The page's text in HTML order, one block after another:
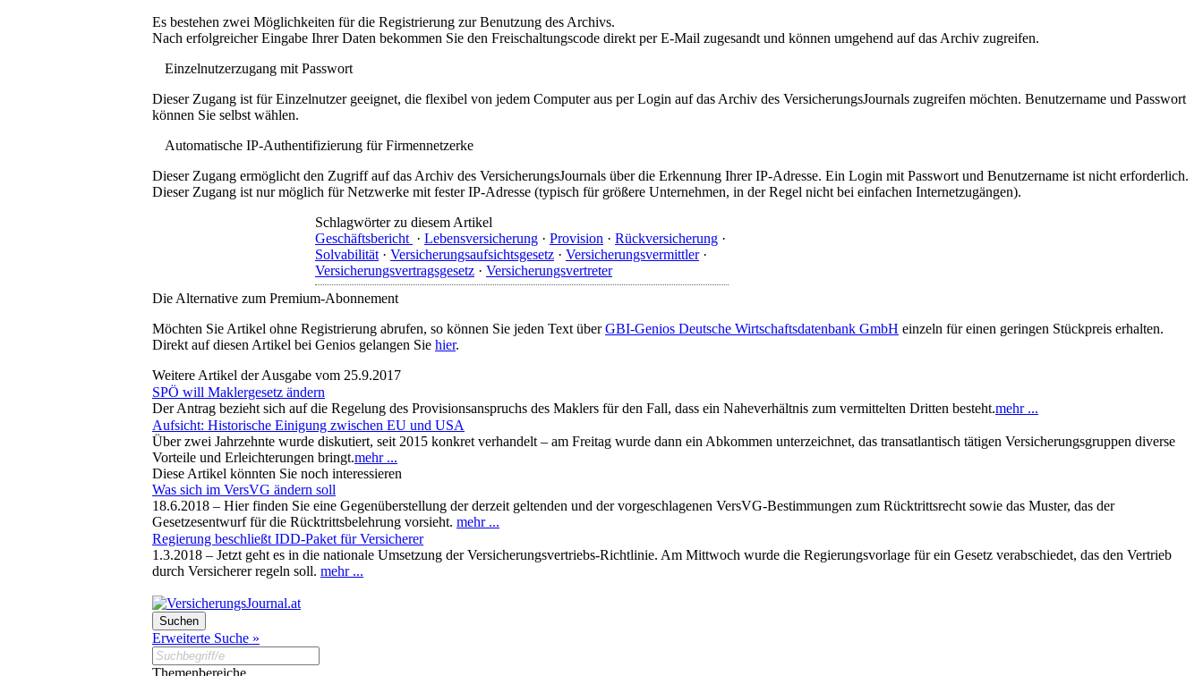
Es bestehen zwei Möglichkeiten für die Registrierung zur Benutzung des Archivs.
Nach erfolgreicher Eingabe Ihrer Daten bekommen Sie den Freischaltungscode direkt per E-Mail zugesandt und können umgehend auf das Archiv zugreifen.
Einzelnutzerzugang mit Passwort
Dieser Zugang ist für Einzelnutzer geeignet, die flexibel von jedem Computer aus per Login auf das Archiv des VersicherungsJournals zugreifen möchten. Benutzername und Passwort
können Sie selbst wählen.
Automatische IP-Authentifizierung für Firmennetzerke
Dieser Zugang ermöglicht den Zugriff auf das Archiv des VersicherungsJournals über die Erkennung Ihrer IP-Adresse. Ein Login mit Passwort und Benutzername ist nicht erforderlich.
Dieser Zugang ist nur möglich für Netzwerke mit fester IP-Adresse (typisch für größere Unternehmen, in der Regel nicht bei einfachen Internetzugängen).
Schlagwörter zu diesem Artikel
Geschäftsbericht · Lebensversicherung · Provision · Rückversicherung ·
Solvabilität · Versicherungsaufsichtsgesetz · Versicherungsvermittler·
Versicherungsvertragsgesetz · Versicherungsvertreter
Die Alternative zum Premium-Abonnement
Möchten Sie Artikel ohne Registrierung abrufen, so können Sie jeden Text überGBI-Genios Deutsche Wirtschaftsdatenbank GmbH einzeln für einen geringen Stückpreis erhalten.
Direkt auf diesen Artikel bei Genios gelangen Sie hier.
Weitere Artikel der Ausgabe vom 25.9.2017
SPÖ will Maklergesetz ändern
Der Antrag bezieht sich auf die Regelung des Provisionsanspruchs des Maklers für den Fall, dass ein Naheverhältnis zum vermittelten Dritten besteht.mehr ...
Aufsicht: Historische Einigung zwischen EU und USA
Über zwei Jahrzehnte wurde diskutiert, seit 2015 konkret verhandelt – am Freitag wurde dann ein Abkommen unterzeichnet, das transatlantisch tätigen Versicherungsgruppen diverse
Vorteile und Erleichterungen bringt.mehr ...
Diese Artikel könnten Sie noch interessieren
Was sich im VersVG ändern soll
18.6.2018 – Hier finden Sie eine Gegenüberstellung der derzeit geltenden und der vorgeschlagenen VersVG-Bestimmungen zum Rücktrittsrecht sowie das Muster, das der
Gesetzesentwurf für die Rücktrittsbelehrung vorsieht. mehr ...
Regierung beschließt IDD-Paket für Versicherer
1.3.2018 – Jetzt geht es in die nationale Umsetzung der Versicherungsvertriebs-Richtlinie. Am Mittwoch wurde die Regierungsvorlage für ein Gesetz verabschiedet, das den Vertrieb
durch Versicherer regeln soll. mehr ...
Erweiterte Suche »
Themenbereiche